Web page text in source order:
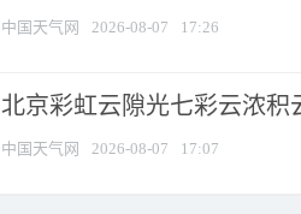
中国天气网 2026-08-07 17:26
北京彩虹云隙光七彩云浓积
中国天气网 2026-08-07 17:07